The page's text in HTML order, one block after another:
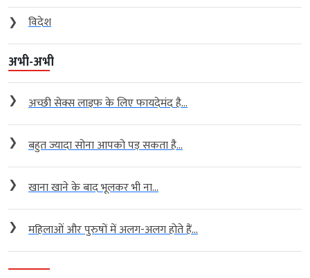
❯
विदेश
अभी-अभी
❯ अच्छी सेक्स लाइफ के लिए फायदेमंद है...
❯ बहुत ज्यादा सोना आपको पड़ सकता है...
❯ खाना खाने के बाद भूलकर भी ना...
❯ महिलाओं और पुरुषों में अलग-अलग होते हैं...